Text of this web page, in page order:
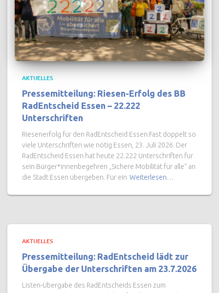
AKTUELLES
Pressemitteilung: Riesen-Erfolg des BB
RadEntscheid Essen – 22.222
Unterschriften
Riesenerfolg für den RadEntscheid Essen:Fast doppelt so
viele Unterschriften wie nötig Essen, 23. Juli 2026. Der
RadEntscheid Essen hat heute 22.222 Unterschriften für
sein Bürger*innenbegehren „Sichere Mobilität für alle“ an
die Stadt Essen übergeben. Für ein Weiterlesen…
AKTUELLES
Pressemitteilung: RadEntscheid lädt zur
Übergabe der Unterschriften am 23.7.2026
Listen-Übergabe des RadEntscheids Essen zum